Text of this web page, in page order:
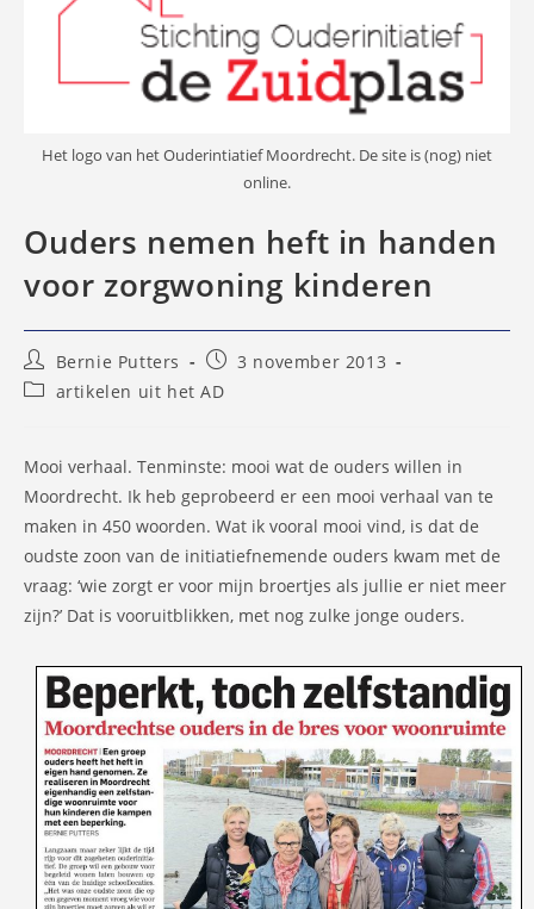
Het logo van het Ouderintiatief Moordrecht. De site is (nog) niet
online.
Ouders nemen heft in handen
voor zorgwoning kinderen
Bericht
auteur:
Bernie Putters
Bericht
gepubliceerd
op:
3 november 2013
Berichtcategorie:
artikelen uit het AD
Mooi verhaal. Tenminste: mooi wat de ouders willen in
Moordrecht. Ik heb geprobeerd er een mooi verhaal van te
maken in 450 woorden. Wat ik vooral mooi vind, is dat de
oudste zoon van de initiatiefnemende ouders kwam met de
vraag: ‘wie zorgt er voor mijn broertjes als jullie er niet meer
zijn?’ Dat is vooruitblikken, met nog zulke jonge ouders.